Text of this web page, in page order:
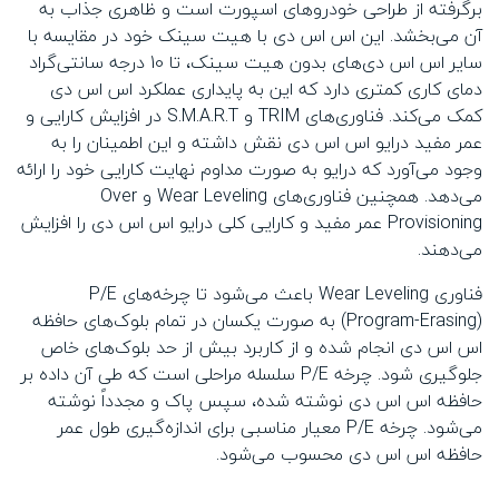
برگرفته از طراحی خودروهای اسپورت است و ظاهری جذاب به
آن می‌بخشد. این اس اس دی با هیت‌ سینک خود در مقایسه با
سایر اس اس دی‌های بدون هیت ‌سینک، تا 10 درجه سانتی‌گراد
دمای کاری کمتری دارد که این به پایداری عملکرد اس اس دی
کمک می‌کند. فناوری‌های TRIM و S.M.A.R.T در افزایش کارایی و
عمر مفید درایو اس اس دی نقش داشته و این اطمینان را به
وجود می‌آورد که درایو به صورت مداوم نهایت کارایی خود را ارائه
می‌دهد. همچنین فناوری‌های Wear Leveling و Over
Provisioning عمر مفید و کارایی کلی درایو اس اس دی را افزایش
می‌دهند.
فناوری Wear Leveling باعث می‌شود تا چرخه‌های P/E
(Program-Erasing) به صورت یکسان در تمام بلوک‌های حافظه
اس اس دی انجام شده و از کاربرد بیش از حد بلوک‌های خاص
جلوگیری شود. چرخه P/E سلسله مراحلی است که طی آن داده بر
حافظه اس اس دی نوشته شده، سپس پاک و مجدداً نوشته
می‌شود. چرخه P/E معیار مناسبی برای اندازه‌گیری طول عمر
حافظه اس اس دی محسوب می‌شود.